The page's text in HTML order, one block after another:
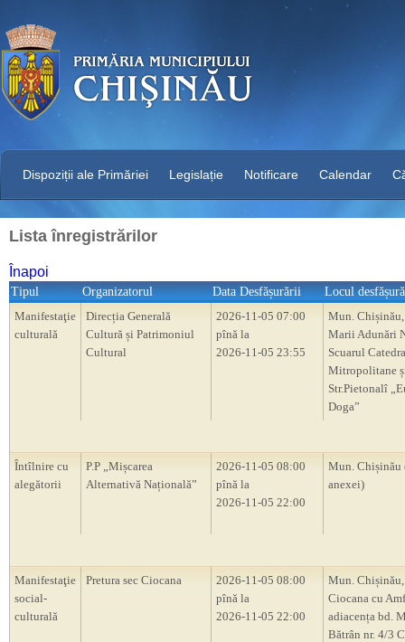
Dispoziții ale Primăriei Legislație Notificare Calendar
Lista înregistrărilor
Înapoi
Tipul Organizatorul Data Desfășurării
Locul
Manifestaţie
culturală
Direcția Generală
Cultură și Patrimoniul
Cultural
2026-11-05 07:00
pînă la
2026-11-05 23:55
Mun.
Marii Adunări
Scuarul
Mitropolitane
Str.Pietonalî
Doga”
Întîlnire cu
alegătorii
P.P „Mișcarea
Alternativă Națională”
2026-11-05 08:00
pînă la
2026-11-05 22:00
Mun. Chișinău
anexei)
Manifestaţie
social-
culturală
Pretura sec Ciocana
2026-11-05 08:00
pînă la
2026-11-05 22:00
Mun.
Ciocana cu
adiacența bd.
Bătrân nr. 4/3